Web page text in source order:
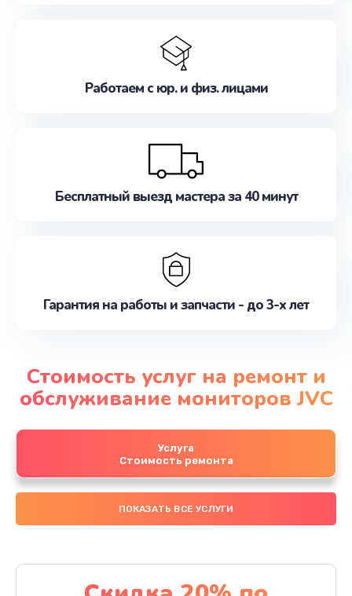
Работаем с юр. и физ. лицами
Бесплатный выезд мастера за 40 минут
Гарантия на работы и запчасти - до 3-х лет
Стоимость услуг на ремонт и
обслуживание мониторов JVC
Услуга
Стоимость ремонта
ПОКАЗАТЬ ВСЕ УСЛУГИ